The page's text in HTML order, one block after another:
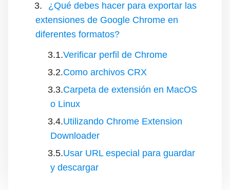
¿Qué debes hacer para exportar las
extensiones de Google Chrome en
diferentes formatos?
Verificar perfil de Chrome
Como archivos CRX
Carpeta de extensión en MacOS
o Linux
Utilizando Chrome Extension
Downloader
Usar URL especial para guardar
y descargar